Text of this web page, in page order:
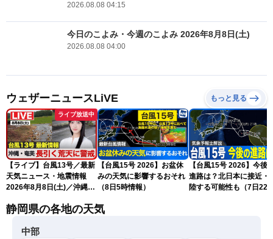
2026.08.08 04:15
今日のこよみ・今週のこよみ 2026年8月8日(土)
2026.08.08 04:00
ウェザーニュースLiVE もっと見る
ライブ放送中
【ライブ】台風13号／最新
天気ニュース・地震情報
2026年8月8日(土)／沖縄・
／令和8年熊本地震情報 ／
ーニング・松本真央／山口
【台風15号 2026】お盆休
みの天気に影響するおそれ
（8日5時情報）
【台風15号 2026】今後
進路は？北日本に接近・
陸する可能性も（7日22
静岡県の各地の天気
中部